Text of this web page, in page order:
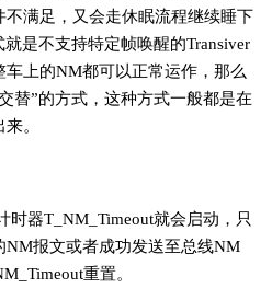
满足，又会走休眠流程继续睡下
是不支持特定帧唤醒的Transiver
上的NM都可以正常运作，那么
替”的方式，这种方式一般都是在
。
时器T_NM_Timeout就会启动，只
报文或者成功发送至总线NM
重置。